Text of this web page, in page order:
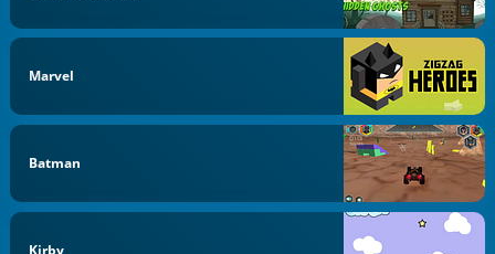
Marvel
Batman
Kirby